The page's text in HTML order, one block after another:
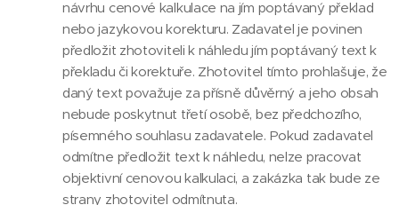
návrhu cenové kalkulace na jím poptávaný překlad
nebo jazykovou korekturu. Zadavatel je povinen
předložit zhotoviteli k náhledu jím poptávaný text k
překladu či korektuře. Zhotovitel tímto prohlašuje, že
daný text považuje za přísně důvěrný a jeho obsah
nebude poskytnut třetí osobě, bez předchozího,
písemného souhlasu zadavatele. Pokud zadavatel
odmítne předložit text k náhledu, nelze pracovat
objektivní cenovou kalkulaci, a zakázka tak bude ze
strany zhotovitel odmítnuta.